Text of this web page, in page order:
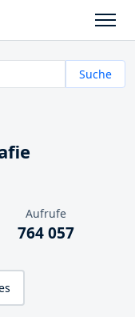
Suche
Aufrufe
764 057